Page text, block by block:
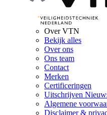
Over VTN
Bekijk alles
Over ons
Ons team
Contact
Merken
Certificeringen
Uitschrijven
Algemene
Disclaimer &